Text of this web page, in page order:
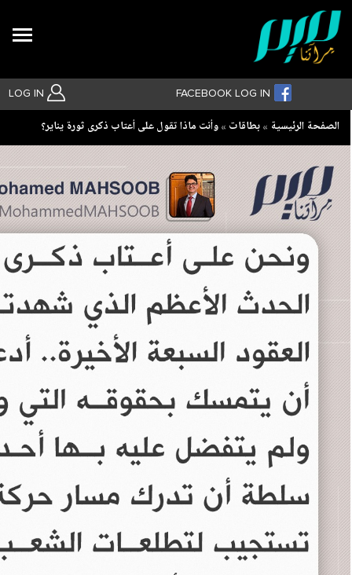
LOG IN FACEBOOK LOG IN
بحث متقدم
Breadcrumb
الصفحة الرئيسية بطاقات وأنت ماذا تقول على أعتاب ذكرى ثورة يناير؟